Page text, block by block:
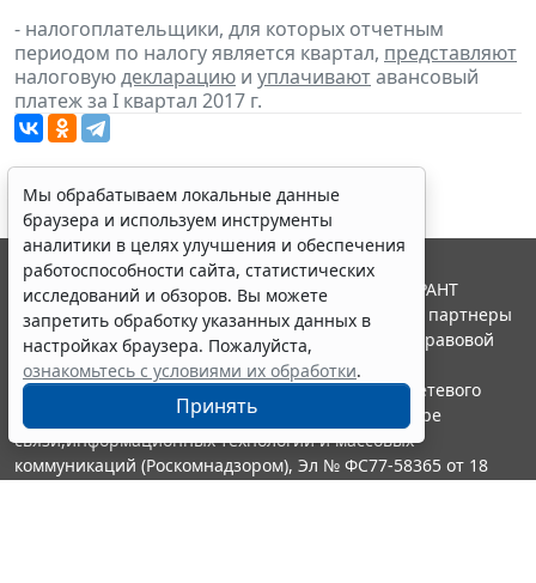
- налогоплательщики, для которых отчетным
периодом по налогу является квартал, представляют
налоговуюдекларацию и уплачиваютавансовый
платеж за I квартал 2017 г.
Мы обрабатываем локальные данные
браузера и используем инструменты
аналитики в целях улучшения и обеспечения
работоспособности сайта, статистических
исследований и обзоров. Вы можете
запретить обработку указанных данных в
настройках браузера. Пожалуйста,
ознакомьтесь с условиями их обработки.
Принять
© ООО "НПП "ГАРАНТ-СЕРВИС", 2026. Система ГАРАНТ
выпускается с 1990 года. Компания "Гарант" и ее партнеры
являются участниками Российской ассоциации правовой
информации ГАРАНТ.
Портал ГАРАНТ.РУ зарегистрирован в качестве сетевого
издания Федеральной службой по надзору в сфере
связи,информационных технологий и массовых
коммуникаций (Роскомнадзором), Эл № ФС77-58365 от 18